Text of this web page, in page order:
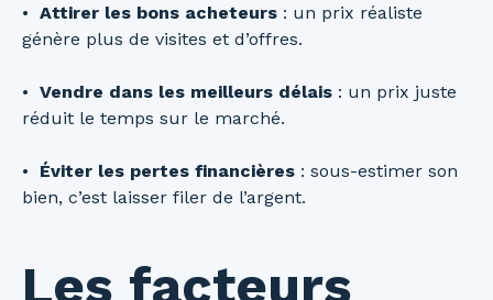
Attirer les bons acheteurs : un prix réaliste
génère plus de visites et d’offres.
Vendre dans les meilleurs délais : un prix juste
réduit le temps sur le marché.
Éviter les pertes financières : sous-estimer son
bien, c’est laisser filer de l’argent.
Les facteurs